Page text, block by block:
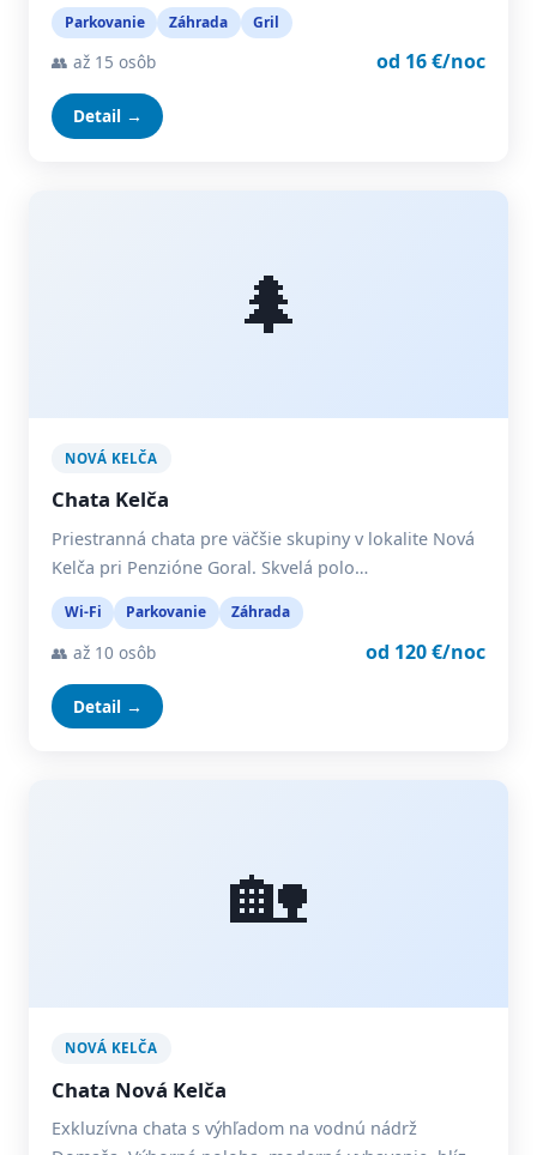
Parkovanie Záhrada Gril
👥 až 15 osôb od 16 €/noc
Detail →
🌲
NOVÁ KELČA
Chata Kelča
Priestranná chata pre väčšie skupiny v lokalite Nová
Kelča pri Penzióne Goral. Skvelá polo…
Wi-Fi Parkovanie Záhrada
👥 až 10 osôb od 120 €/noc
Detail →
🏡
NOVÁ KELČA
Chata Nová Kelča
Exkluzívna chata s výhľadom na vodnú nádrž